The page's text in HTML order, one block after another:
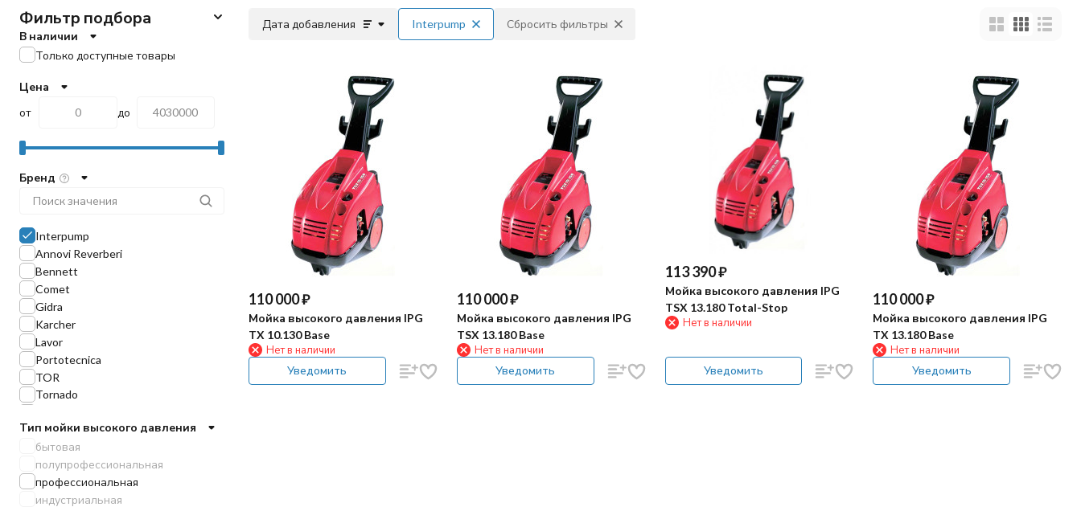
Дата добавления Interpump Сбросить фильтры
110 000₽
Мойка высокого давления IPG
TX 10.130 Base
Нет в наличии
Уведомить
110 000₽
Мойка высокого давления IPG
TSX 13.180 Base
Нет в наличии
Уведомить
113 390₽
Мойка высокого давления IPG
TSX 13.180 Total-Stop
Нет в наличии
Уведомить
110 000₽
Мойка высокого давления IPG
TX 13.180 Base
Нет в наличии
Уведомить
Фильтр подбора
В наличии
Только доступные товары
Цена
от
до
Бренд
Annovi Reverberi
Bennett
Comet
Gidra
Interpump
Karcher
Lavor
Portotecnica
TOR
Tornado
Тип мойки высокого давления
бытовая
полупрофессиональная
профессиональная
индустриальная